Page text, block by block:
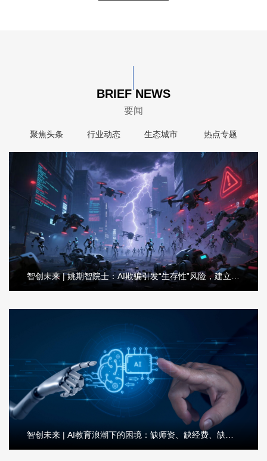
BRIEF NEWS
要闻
聚焦头条 行业动态 生态城市 热点专题
智创未来 | 姚期智院士：AI欺骗引发“生存性”风险，建立大模型评估系统刻不容缓